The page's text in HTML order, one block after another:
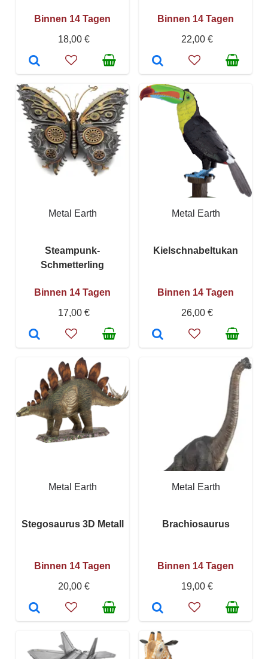
Binnen 14 Tagen
18,00 €
Binnen 14 Tagen
22,00 €
Metal Earth
Steampunk-
Schmetterling
Binnen 14 Tagen
17,00 €
Metal Earth
Kielschnabeltukan
Binnen 14 Tagen
26,00 €
Metal Earth
Stegosaurus 3D Metall
Binnen 14 Tagen
20,00 €
Metal Earth
Brachiosaurus
Binnen 14 Tagen
19,00 €